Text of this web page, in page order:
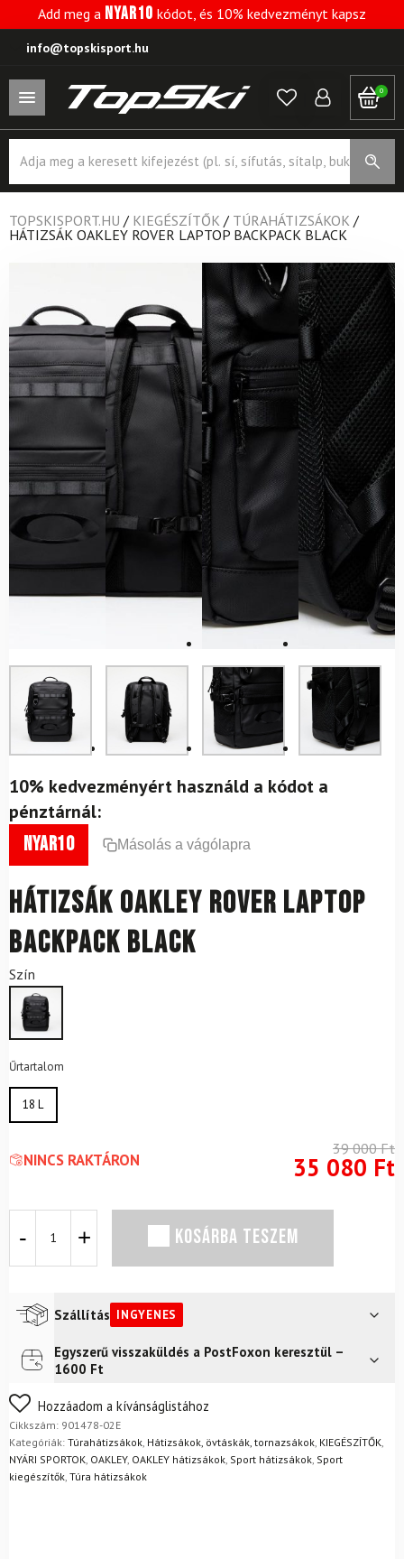
Add meg a NYAR10 kódot, és 10% kedvezményt kapsz
info@topskisport.hu
0
search
TOPSKISPORT.HU / KIEGÉSZÍTŐK / TÚRAHÁTIZSÁKOK /
HÁTIZSÁK OAKLEY ROVER LAPTOP BACKPACK BLACK
10% kedvezményért használd a kódot a
pénztárnál:
nyar10 Másolás a vágólapra
Hátizsák OAKLEY Rover Laptop
Backpack Black
Szín
Űrtartalom
18 L
NINCS RAKTÁRON
39 000Ft
35 080 Ft
OAKLEY
Black
mennyiség
KOSÁRBA TESZEM
Szállítás INGYENES
Futár a címreIngyenes
FoxPost
Egyszerű visszaküldés a PostFoxon keresztül –
1600 Ft
Nem biztos a választásában? Semmi gond – a terméket
egyszerűen visszaküldheti 14 napon belül, indoklás nélkül.
Mik a visszaküldés feltételei?
Hozzáadom a kívánságlistához
Cikkszám: 901478-02E
Kategóriák: Túrahátizsákok Hátizsákok, övtáskák, tornazsákok KIEGÉSZÍTŐK
NYÁRI SPORTOK OAKLEY, OAKLEY hátizsákok Sport hátizsákok Sport
kiegészítők Túra hátizsákok